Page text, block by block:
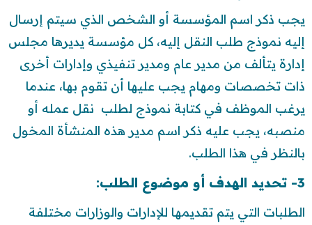
يجب ذكر اسم المؤسسة أو الشخص الذي سيتم إرسال
إليه نموذج طلب النقل إليه، كل مؤسسة يديرها مجلس
إدارة يتألف من مدير عام ومدير تنفيذي وإدارات أخرى
ذات تخصصات ومهام يجب عليها أن تقوم بها، عندما
يرغب الموظف في كتابة نموذج لطلب نقل عمله أو
منصبه، يجب عليه ذكر اسم مدير هذه المنشأة المخول
بالنظر في هذا الطلب.
3- تحديد الهدف أو موضوع الطلب:
الطلبات التي يتم تقديمها للإدارات والوزارات مختلفة